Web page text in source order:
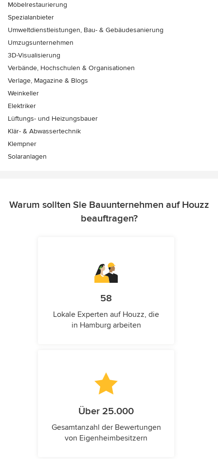
Möbelrestaurierung
Spezialanbieter
Umweltdienstleistungen, Bau- & Gebäudesanierung
Umzugsunternehmen
3D-Visualisierung
Verbände, Hochschulen & Organisationen
Verlage, Magazine & Blogs
Weinkeller
Elektriker
Lüftungs- und Heizungsbauer
Klär- & Abwassertechnik
Klempner
Solaranlagen
Warum sollten Sie Bauunternehmen auf Houzz
beauftragen?
58
Lokale Experten auf Houzz, die
in Hamburg arbeiten
Über 25.000
Gesamtanzahl der Bewertungen
von Eigenheimbesitzern